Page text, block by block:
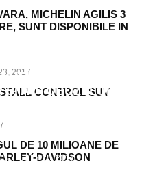
MICHELIN AGILIS 3
SUNT DISPONIBILE IN
DESTINATE
AUTOBUZELOR
2017
CONTROL SUV
DE 10 MILIOANE DE
DAVIDSON
· JULY 26, 2017